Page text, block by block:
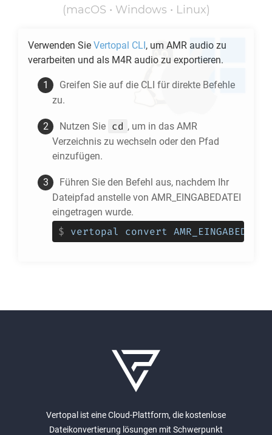
(macOS • Windows • Linux)
Verwenden Sie Vertopal CLI, um AMR audio zu
verarbeiten und als M4R audio zu exportieren.
Greifen Sie auf die CLI für direkte Befehle
zu.
Nutzen Sie cd , um in das AMR
Verzeichnis zu wechseln oder den Pfad
einzufügen.
Führen Sie den Befehl aus, nachdem Ihr
Dateipfad anstelle von AMR_EINGABEDATEI
eingetragen wurde.
$ vertopal convert
Vertopal ist eine Cloud-Plattform, die kostenlose
Dateikonvertierung lösungen mit Schwerpunkt